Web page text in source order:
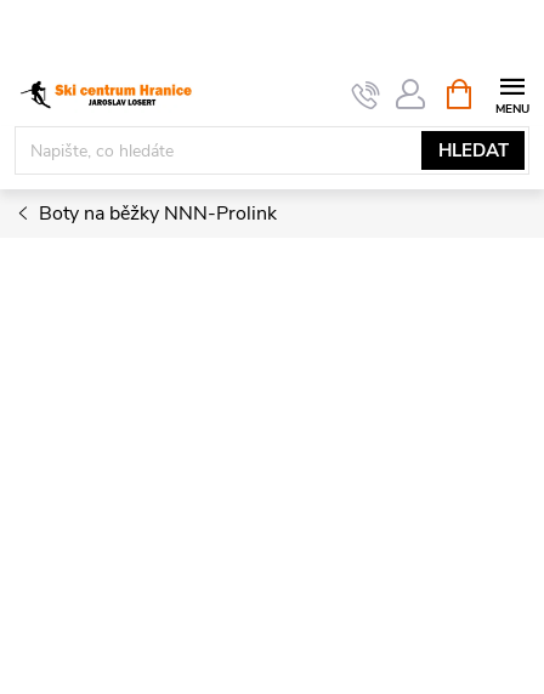
obsah
HLEDAT
NÁKUPNÍ
KOŠÍK
Boty na běžky NNN-Prolink